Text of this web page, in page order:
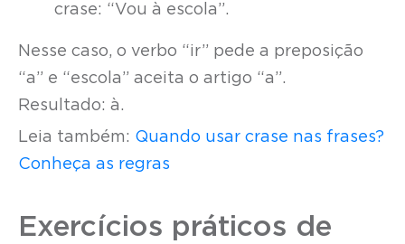
crase: “Vou à escola”.
Nesse caso, o verbo “ir” pede a preposição
“a” e “escola” aceita o artigo “a”.
Resultado: à.
Leia também: Quando usar crase nas frases?
Conheça as regras
Exercícios práticos de